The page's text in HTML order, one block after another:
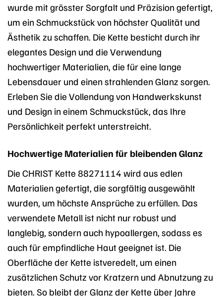
wurde mit grösster Sorgfalt und Präzision gefertigt,
um ein Schmuckstück von höchster Qualität und
Ästhetik zu schaffen. Die Kette besticht durch ihr
elegantes Design und die Verwendung
hochwertiger Materialien, die für eine lange
Lebensdauer und einen strahlenden Glanz sorgen.
Erleben Sie die Vollendung von Handwerkskunst
und Design in einem Schmuckstück, das Ihre
Persönlichkeit perfekt unterstreicht.
Hochwertige Materialien für bleibenden Glanz
Die CHRIST Kette 88271114 wird aus edlen
Materialien gefertigt, die sorgfältig ausgewählt
wurden, um höchste Ansprüche zu erfüllen. Das
verwendete Metall ist nicht nur robust und
langlebig, sondern auch hypoallergen, sodass es
auch für empfindliche Haut geeignet ist. Die
Oberfläche der Kette istveredelt, um einen
zusätzlichen Schutz vor Kratzern und Abnutzung zu
bieten. So bleibt der Glanz der Kette über Jahre